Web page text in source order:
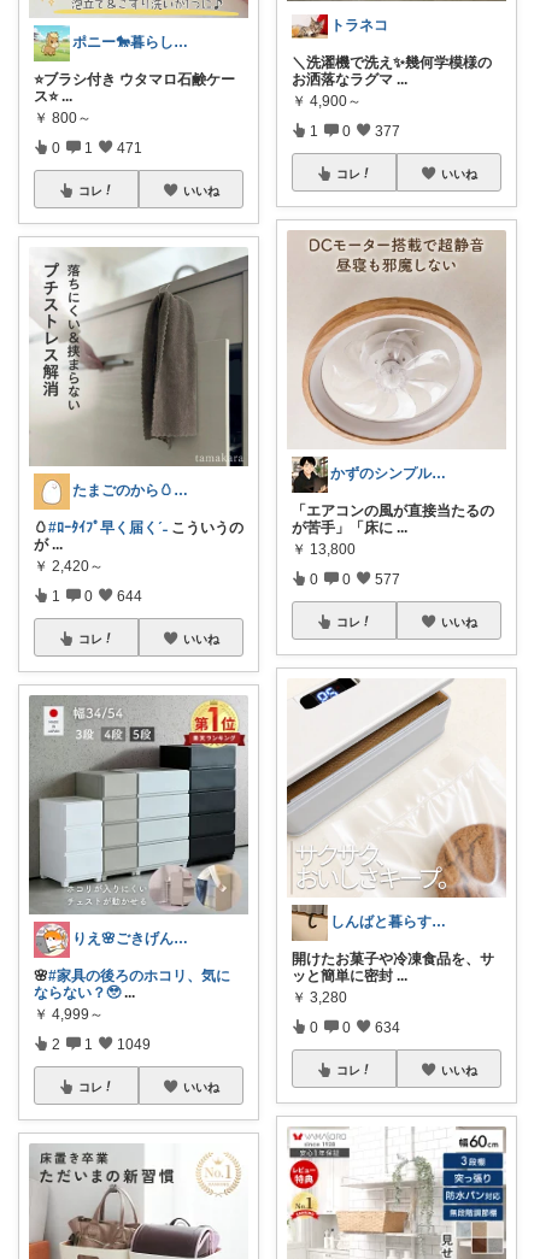
ポニー🐎暮らし快適を目指すパパ
⭐️ブラシ付き ウタマロ石鹸ケー
ス⭐️...
￥ 800～
0 1 471
コレ いいね
たまごのから🥚ラクに暮らす┊︎育児
🥚#ﾛｰﾀｲﾌﾟ早く届くˊ˗ こういうの
が ...
￥ 2,420～
1 0 644
コレ いいね
りえ🌸ごきげんな暮らし🏠🌿
🌸#家具の後ろのホコリ、気に
ならない？🥹 ...
￥ 4,999～
2 1 1049
コレ いいね
トラネコ
＼洗濯機で洗え✨幾何学模様の
お洒落なラグマ ...
￥ 4,900～
1 0 377
コレ いいね
かずのシンプル生活｜一生モノに出会う場所
「エアコンの風が直接当たるの
が苦手」「床に ...
￥ 13,800
0 0 577
コレ いいね
しんばと暮らす日々
開けたお菓子や冷凍食品を、サ
ッと簡単に密封 ...
￥ 3,280
0 0 634
コレ いいね